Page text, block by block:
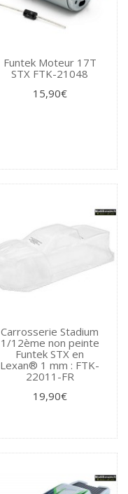
Funtek Moteur 17T
STX FTK-21048
15,90€
Carrosserie Stadium
1/12ème non peinte
Funtek STX en
Lexan® 1 mm : FTK-
22011-FR
19,90€